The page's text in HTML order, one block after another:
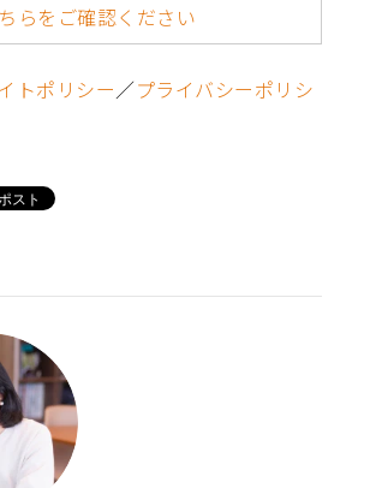
らをご確認ください
トポリシー／プライバシーポリシ